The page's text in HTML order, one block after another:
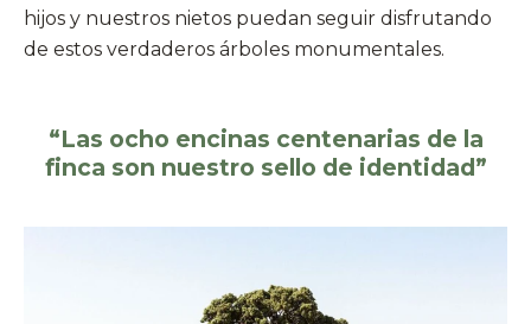
hijos y nuestros nietos puedan seguir disfrutando
de estos verdaderos árboles monumentales.
“Las ocho encinas centenarias de la
finca son nuestro sello de identidad”